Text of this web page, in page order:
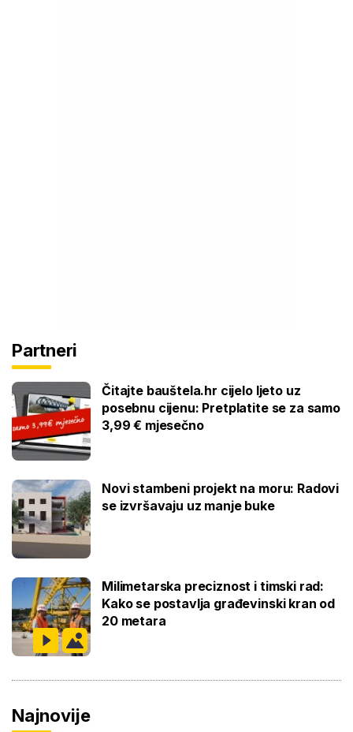
Partneri
Čitajte bauštela.hr cijelo ljeto uz
posebnu cijenu: Pretplatite se za samo
3,99 € mjesečno
Novi stambeni projekt na moru: Radovi
se izvršavaju uz manje buke
Milimetarska preciznost i timski rad:
Kako se postavlja građevinski kran od
20 metara
Najnovije